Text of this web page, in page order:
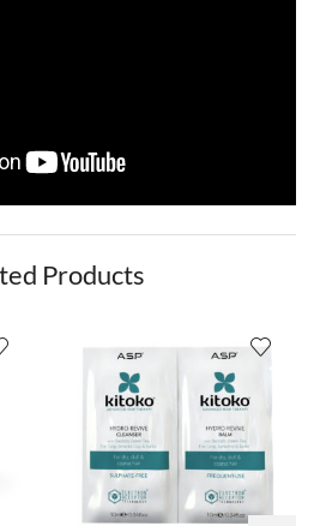
Products